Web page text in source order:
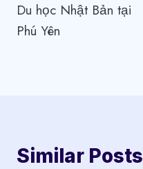
hướng
Du học Nhật Bản tại
Phú Yên
Similar Posts